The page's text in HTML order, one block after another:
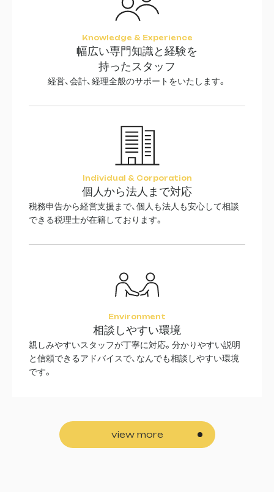
Knowledge & Experience
幅広い専門知識と経験を
持ったスタッフ
経営、会計、経理全般のサポートをいたします。
Individual & Corporation
個人から法人まで対応
税務申告から経営支援まで、個人も法人も安心して相談
できる税理士が在籍しております。
Environment
相談しやすい環境
親しみやすいスタッフが丁寧に対応。分かりやすい説明
と信頼できるアドバイスで、なんでも相談しやすい環境
です。
view more